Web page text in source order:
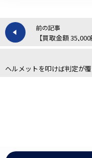
前の記事